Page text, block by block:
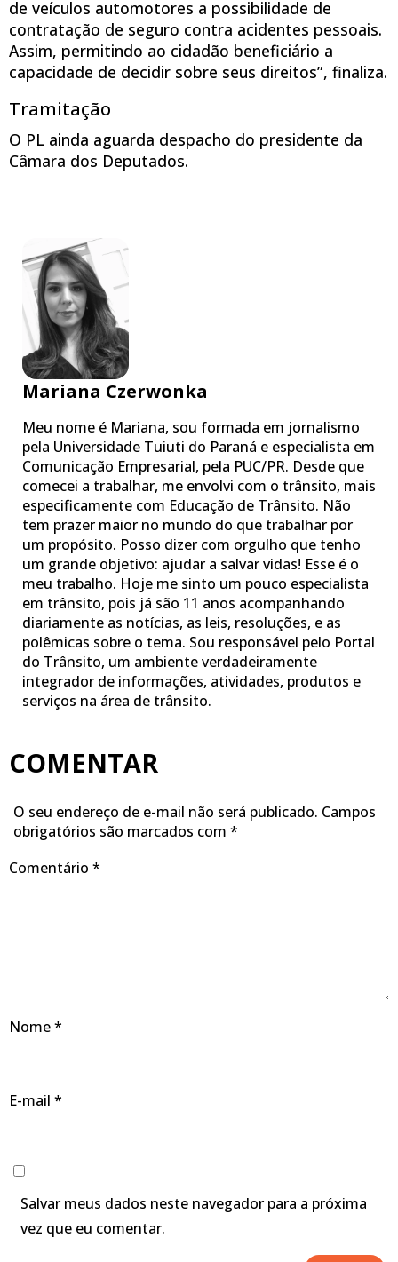
de veículos automotores a possibilidade de
contratação de seguro contra acidentes pessoais.
Assim, permitindo ao cidadão beneficiário a
capacidade de decidir sobre seus direitos”, finaliza.
Tramitação
O PL ainda aguarda despacho do presidente da
Câmara dos Deputados.
Mariana Czerwonka
Meu nome é Mariana, sou formada em jornalismo
pela Universidade Tuiuti do Paraná e especialista em
Comunicação Empresarial, pela PUC/PR. Desde que
comecei a trabalhar, me envolvi com o trânsito, mais
especificamente com Educação de Trânsito. Não
tem prazer maior no mundo do que trabalhar por
um propósito. Posso dizer com orgulho que tenho
um grande objetivo: ajudar a salvar vidas! Esse é o
meu trabalho. Hoje me sinto um pouco especialista
em trânsito, pois já são 11 anos acompanhando
diariamente as notícias, as leis, resoluções, e as
polêmicas sobre o tema. Sou responsável pelo Portal
do Trânsito, um ambiente verdadeiramente
integrador de informações, atividades, produtos e
serviços na área de trânsito.
COMENTAR
O seu endereço de e-mail não será publicado. Campos
obrigatórios são marcados com *
Comentário *
Nome*
E-mail *
Salvar meus dados neste navegador para a próxima
vez que eu comentar.